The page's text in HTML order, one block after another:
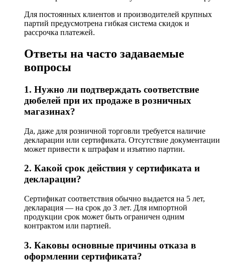
Для постоянных клиентов и производителей крупных
партий предусмотрена гибкая система скидок и
рассрочка платежей.
Ответы на часто задаваемые
вопросы
1. Нужно ли подтверждать соответствие
дюбелей при их продаже в розничных
магазинах?
Да, даже для розничной торговли требуется наличие
декларации или сертификата. Отсутствие документации
может привести к штрафам и изъятию партии.
2. Какой срок действия у сертификата и
декларации?
Сертификат соответствия обычно выдается на 5 лет,
декларация — на срок до 3 лет. Для импортной
продукции срок может быть ограничен одним
контрактом или партией.
3. Каковы основные причины отказа в
оформлении сертификата?